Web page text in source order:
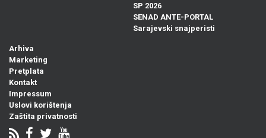
SP 2026
SENAD ANTE-PORTAL
Sarajevski snajperisti
Arhiva
Marketing
Pretplata
Kontakt
Impressum
Uslovi korištenja
Zaštita privatnosti